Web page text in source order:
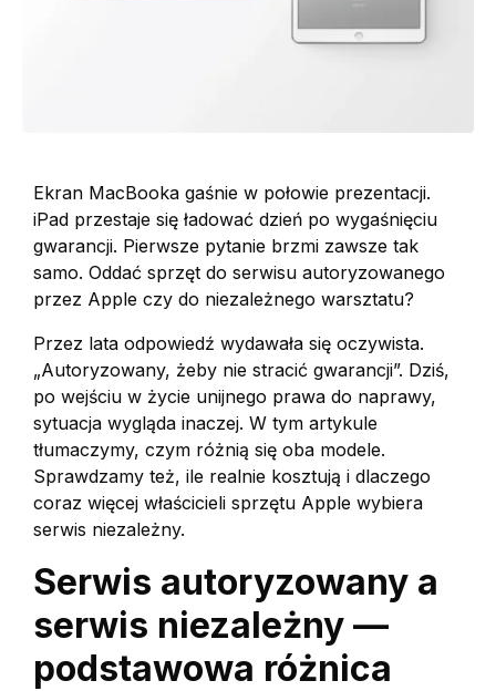
Ekran MacBooka gaśnie w połowie prezentacji.
iPad przestaje się ładować dzień po wygaśnięciu
gwarancji. Pierwsze pytanie brzmi zawsze tak
samo. Oddać sprzęt do serwisu autoryzowanego
przez Apple czy do niezależnego warsztatu?
Przez lata odpowiedź wydawała się oczywista.
„Autoryzowany, żeby nie stracić gwarancji”. Dziś,
po wejściu w życie unijnego prawa do naprawy,
sytuacja wygląda inaczej. W tym artykule
tłumaczymy, czym różnią się oba modele.
Sprawdzamy też, ile realnie kosztują i dlaczego
coraz więcej właścicieli sprzętu Apple wybiera
serwis niezależny.
Serwis autoryzowany a
serwis niezależny —
podstawowa różnica